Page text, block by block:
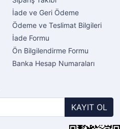
İade ve Geri Ödeme
Ödeme ve Teslimat Bilgileri
İade Formu
Ön Bilgilendirme Formu
Banka Hesap Numaraları
KAYIT OL